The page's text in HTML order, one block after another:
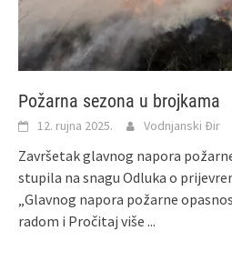
Požarna sezona u brojkama
12. rujna 2025. Vodnjanski Đir
Završetak glavnog napora
stupila na snagu Odluka o
„Glavnog napora požarne
radom i Pročitaj više ...